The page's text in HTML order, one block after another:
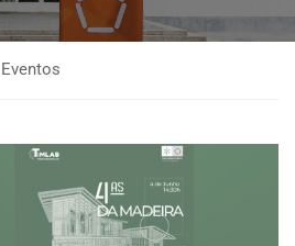
Eventos